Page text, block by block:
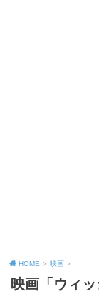
HOME 映画
映画「ウィ